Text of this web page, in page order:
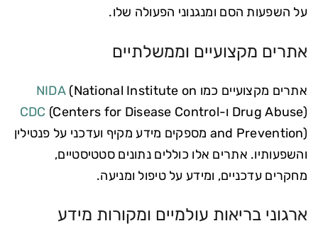
על השפעות הסם ומנגנוני הפעולה שלו.
אתרים מקצועיים וממשלתיים
אתרים מקצועיים כמו NIDA (National Institute on
Drug Abuse) ו-
CDC (Centers for Disease Control
and Prevention) מספקים מידע מקיף ועדכני על פנטילין
והשפעותיו. אתרים אלו כוללים נתונים סטטיסטיים,
מחקרים עדכניים, ומידע על טיפול ומניעה.
ארגוני בריאות עולמיים ומקורות מידע